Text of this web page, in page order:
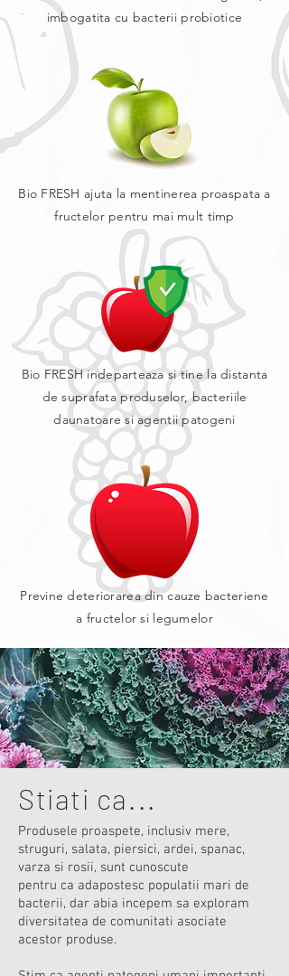
imbogatita cu bacterii probiotice
Bio FRESH ajuta la mentinerea proaspata a
fructelor pentru mai mult timp
Bio FRESH indeparteaza si tine la distanta
de suprafata produselor, bacteriile
daunatoare si agentii patogeni
Previne deteriorarea din cauze bacteriene
a fructelor si legumelor
Stiati ca...
Produsele proaspete, inclusiv mere,
struguri, salata, piersici, ardei, spanac,
varza si rosii, sunt cunoscute
pentru ca adapostesc populatii mari de
bacterii, dar abia incepem sa exploram
diversitatea de comunitati asociate
acestor produse.